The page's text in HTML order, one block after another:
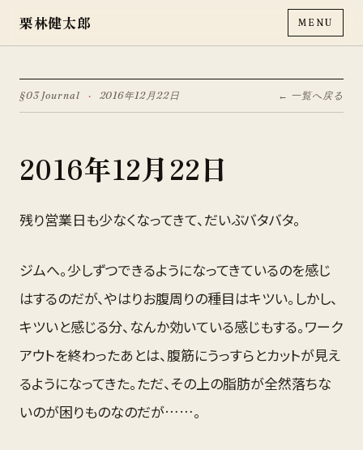
栗林健太郎 MENU
§03 Journal · 2016年12月22日 ← 一覧へ戻る
2016年12月22日
残り営業日も少なくなってきて、だいぶバタバタ。
ジムへ。少しずつできるようになってきているのを感じ
はするのだが、やはりお腹周りの種目はキツい。しかし、
キツいと感じる分、なんか効いている感じもする。ワーク
アウトを終わったあとは、腹筋にうっすらとカットが見え
るようになってきた。ただ、その上の脂肪が全然落ちな
いのが困りものなのだが……。